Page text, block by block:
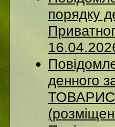
порядку
денного